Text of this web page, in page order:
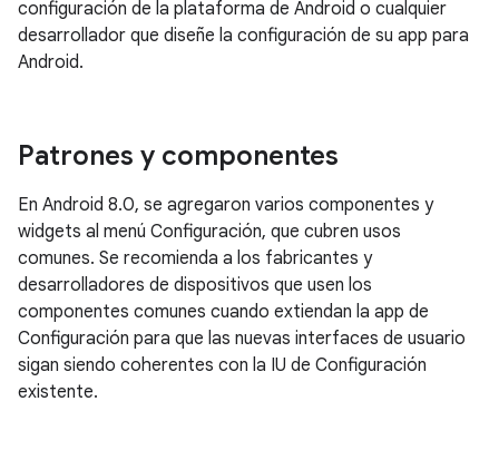
configuración de la plataforma de Android o cualquier
desarrollador que diseñe la configuración de su app para
Android.
Patrones y componentes
En Android 8.0, se agregaron varios componentes y
widgets al menú Configuración, que cubren usos
comunes. Se recomienda a los fabricantes y
desarrolladores de dispositivos que usen los
componentes comunes cuando extiendan la app de
Configuración para que las nuevas interfaces de usuario
sigan siendo coherentes con la IU de Configuración
existente.